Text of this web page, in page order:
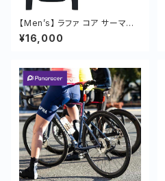
【Men’s】 ラファ コア サーマル
ロング スリーブ ジャージ 長袖
秋 冬
¥16,000